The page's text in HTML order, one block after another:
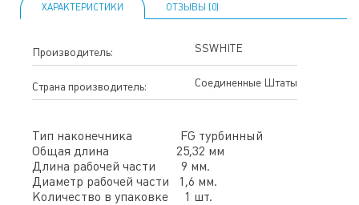
ХАРАКТЕРИСТИКИ ОТЗЫВЫ (0)
Производитель: SSWHITE
Страна производитель: Соединенные Штаты
Тип наконечника FG турбинный
Общая длина 25,32 мм
Длина рабочей части 9 мм.
Диаметр рабочей части 1,6 мм.
Количество в упаковке 1 шт.